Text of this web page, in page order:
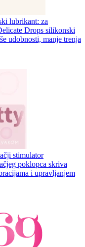
lubrikant: za
Drops silikonski
udobnosti, manje trenja
stimulator
poklopca skriva
i upravljanjem